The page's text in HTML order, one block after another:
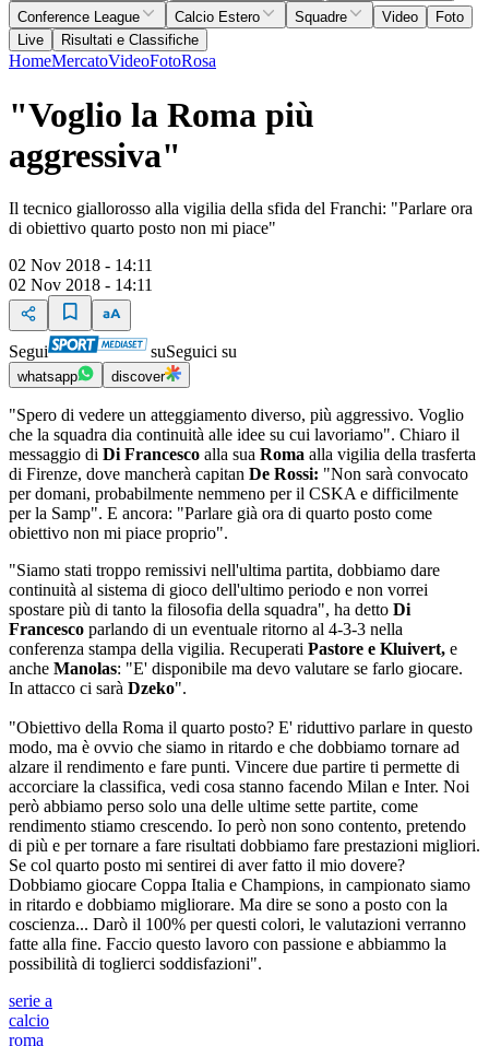
Conference League
Calcio Estero Squadre Video
Foto
Live
Risultati e Classifiche
HomeMercatoVideoFotoRosa
"Voglio la Roma più
aggressiva"
Il tecnico giallorosso alla vigilia della sfida del Franchi: "Parlare ora
di obiettivo quarto posto non mi piace"
02 Nov 2018 - 14:11
02 Nov 2018 - 14:11
Segui suSeguici su
whatsapp discover
"Spero di vedere un atteggiamento diverso, più aggressivo. Voglio
che la squadra dia continuità alle idee su cui lavoriamo". Chiaro il
messaggio di Di Francesco alla sua Roma alla vigilia della trasferta
di Firenze, dove mancherà capitan De Rossi: "Non sarà convocato
per domani, probabilmente nemmeno per il CSKA e difficilmente
per la Samp". E ancora: "Parlare già ora di quarto posto come
obiettivo non mi piace proprio".
"Siamo stati troppo remissivi nell'ultima partita, dobbiamo dare
continuità al sistema di gioco dell'ultimo periodo e non vorrei
spostare più di tanto la filosofia della squadra", ha detto Di
Francesco parlando di un eventuale ritorno al 4-3-3 nella
conferenza stampa della vigilia. Recuperati Pastore e Kluivert, e
anche Manolas: "E' disponibile ma devo valutare se farlo giocare.
In attacco ci sarà Dzeko".
"Obiettivo della Roma il quarto posto? E' riduttivo parlare in questo
modo, ma è ovvio che siamo in ritardo e che dobbiamo tornare ad
alzare il rendimento e fare punti. Vincere due partire ti permette di
accorciare la classifica, vedi cosa stanno facendo Milan e Inter. Noi
però abbiamo perso solo una delle ultime sette partite, come
rendimento stiamo crescendo. Io però non sono contento, pretendo
di più e per tornare a fare risultati dobbiamo fare prestazioni migliori.
Se col quarto posto mi sentirei di aver fatto il mio dovere?
Dobbiamo giocare Coppa Italia e Champions, in campionato siamo
in ritardo e dobbiamo migliorare. Ma dire se sono a posto con la
coscienza... Darò il 100% per questi colori, le valutazioni verranno
fatte alla fine. Faccio questo lavoro con passione e abbiammo la
possibilità di toglierci soddisfazioni".
serie a
calcio
roma